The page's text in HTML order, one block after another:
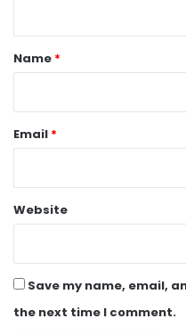
*
Name *
Email *
Website
Save my name, email,
the next time I comment.